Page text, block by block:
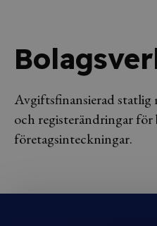
Avgiftsfinansierad statlig
och registerändringar
företagsinteckningar.